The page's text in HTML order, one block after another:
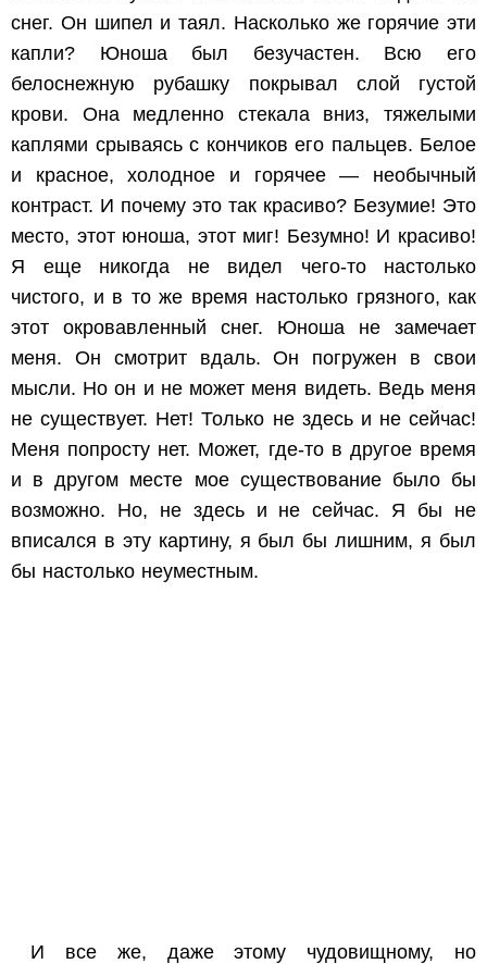
снег. Он шипел и таял. Насколько же горячие эти
капли? Юноша был безучастен. Всю его
белоснежную рубашку покрывал слой густой
крови. Она медленно стекала вниз, тяжелыми
каплями срываясь с кончиков его пальцев. Белое
и красное, холодное и горячее — необычный
контраст. И почему это так красиво? Безумие! Это
место, этот юноша, этот миг! Безумно! И красиво!
Я еще никогда не видел чего-то настолько
чистого, и в то же время настолько грязного, как
этот окровавленный снег. Юноша не замечает
меня. Он смотрит вдаль. Он погружен в свои
мысли. Но он и не может меня видеть. Ведь меня
не существует. Нет! Только не здесь и не сейчас!
Меня попросту нет. Может, где-то в другое время
и в другом месте мое существование было бы
возможно. Но, не здесь и не сейчас. Я бы не
вписался в эту картину, я был бы лишним, я был
бы настолько неуместным.
И все же, даже этому чудовищному, но